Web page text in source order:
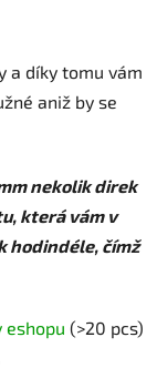
a díky tomu vám
aniž by se
nekolik direk
která vám v
hodindéle, čímž
eshopu (>20 pcs)